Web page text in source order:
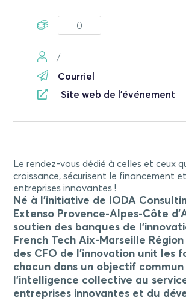
0
/
Courriel
Site web de l'événement
Le rendez-vous dédié à celles et ceux
croissance, sécurisent le financement
entreprises innovantes !
Né à l’initiative de IODA
Extenso Provence-Alpes-Côte
soutien des banques de
French Tech Aix-Marseille Région
des CFO de l’innovation unit les
chacun dans un objectif
l’intelligence collective au
entreprises innovantes et du